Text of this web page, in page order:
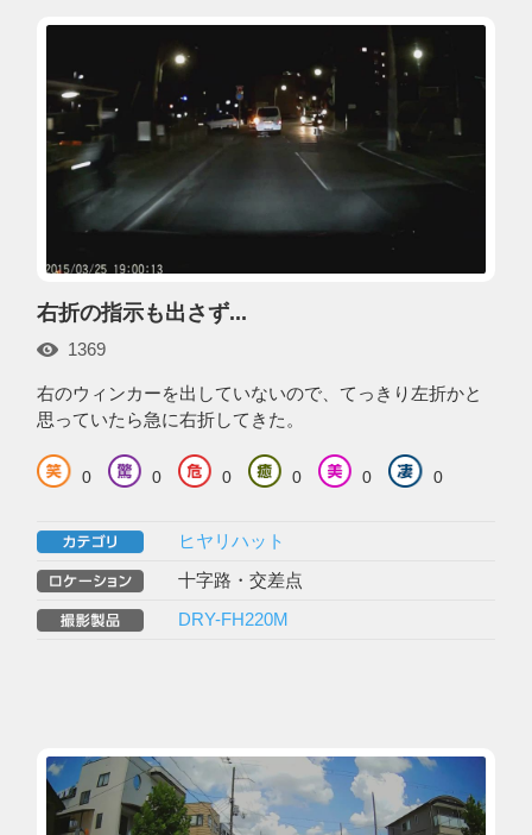
右折の指示も出さず...
1369
右のウィンカーを出していないので、てっきり左折かと
思っていたら急に右折してきた。
0 0 0 0 0 0
ヒヤリハット
十字路・交差点
DRY-FH220M